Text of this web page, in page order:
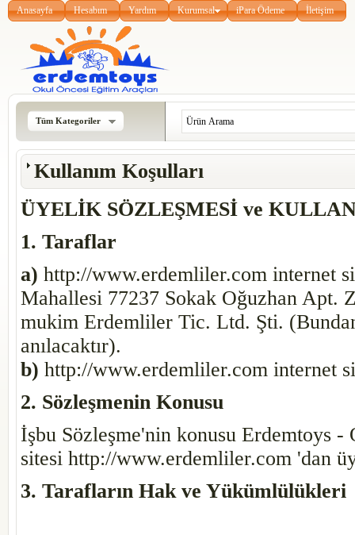
Anasayfa Hesabım Yardım Kurumsal iPara Ödeme İletişim
Tüm Kategoriler
Kullanım Koşulları
ÜYELİK SÖZLEŞMESİ ve
1. Taraflar
a) http://www.erdemliler.com internet
Mahallesi 77237 Sokak Oğuzhan Apt.
mukim Erdemliler Tic. Ltd. Şti.
anılacaktır).
b) http://www.erdemliler.com internet
2. Sözleşmenin Konusu
İşbu Sözleşme'nin konusu Erdemtoys -
sitesi http://www.erdemliler.com 'dan
3. Tarafların Hak ve Yükümlülükleri